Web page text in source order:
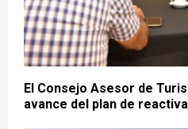
El Consejo Asesor de
avance del plan de